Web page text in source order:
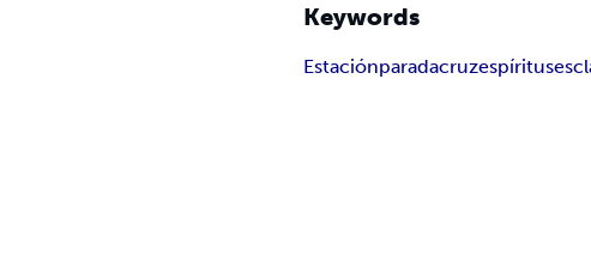
Keywords
Estaciónparadacruzespíritus